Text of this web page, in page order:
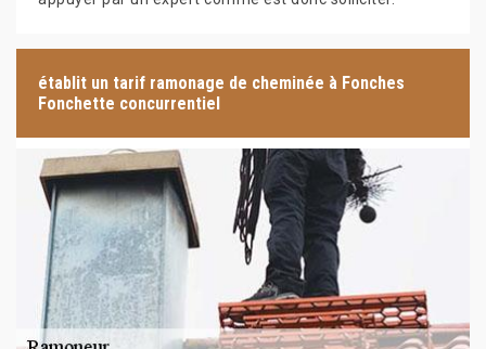
établit un tarif ramonage de cheminée à Fonches
Fonchette concurrentiel